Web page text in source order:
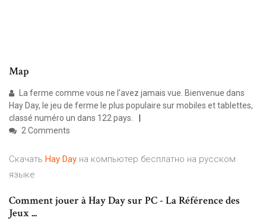
Map
La ferme comme vous ne l'avez jamais vue. Bienvenue dans
Hay Day, le jeu de ferme le plus populaire sur mobiles et tablettes,
classé numéro un dans 122 pays.
2 Comments
Скачать Hay Day на компьютер бесплатно на русском
языке
Comment jouer à Hay Day sur PC - La Référence des
Jeux ...